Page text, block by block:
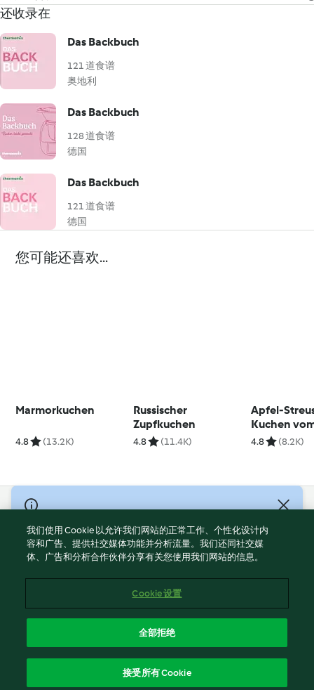
还收录在
Das Backbuch
121 道食谱
奥地利
Das Backbuch
128 道食谱
德国
Das Backbuch
121 道食谱
德国
您可能还喜欢...
Marmorkuchen
4.8 (13.2K)
Russischer
Zupfkuchen
4.8 (11.4K)
Apfel-
Kuchen
4.8 (8.2K)
© Copyright 2021-2023 福维克信息科技(上海)有限公司 版权所有
2026
使用规定
Cookies
ICP许可证号：沪通信管自贸[2026]3号
我们使用 Cookie 以允许我们网站的正常工作、个性化设计内
容和广告、提供社交媒体功能并分析流量。我们还同社交媒
体、广告和分析合作伙伴分享有关您使用我们网站的信息。
Cookie 设置
全部拒绝
接受所有 Cookie